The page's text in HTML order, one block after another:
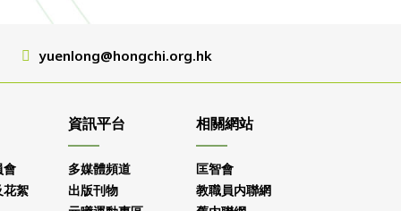
yuenlong@hongchi.org.hk
會
花絮
資訊平台
多媒體頻道
出版刊物
相關網站
匡智會
教職員内聯網